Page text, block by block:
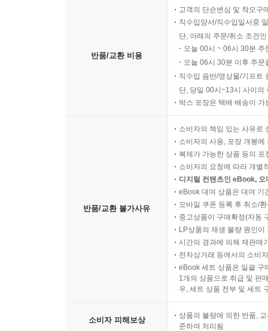
반품/교환 비용
고객의 단순변심 및 착오구
직수입양서/직수입일서중
단, 아래의 주문/취소 조건
오늘 00시 ~ 06시 30분
오늘 06시 30분 이후 주
직수입 음반/영상물/기프트
단, 당일 00시~13시 사이의
박스 포장은 택배 배송이
반품/교환 불가사유
소비자의 책임 있는 사유로
소비자의 사용, 포장 개봉
복제가 가능한 상품 등의
소비자의 요청에 따라 개별
디지털 컨텐츠인 eBook,
eBook 대여 상품은 대여 기
모바일 쿠폰 등록 후 취소/
중고상품이 구매확정(자동
LP상품의 재생 불량 원인
시간의 경과에 의해 재판매
전자상거래 등에서의 소비
eBook 세트 상품은 일괄 구
1개의 상품으로 취급 및 판
우, 세트 상품 전부 및 세트
소비자 피해보상
상품의 불량에 의한 반품,
준하여 처리됨